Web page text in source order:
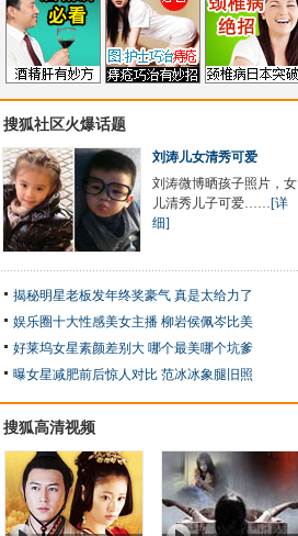
搜狐社区火爆话题
刘涛儿女清秀可爱
刘涛微博晒孩子照片，女
儿清秀儿子可爱……[详
细]
揭秘明星老板发年终奖豪气 真是太给力了
娱乐圈十大性感美女主播 柳岩侯佩岑比美
好莱坞女星素颜差别大 哪个最美哪个坑爹
曝女星减肥前后惊人对比 范冰冰象腿旧照
搜狐高清视频